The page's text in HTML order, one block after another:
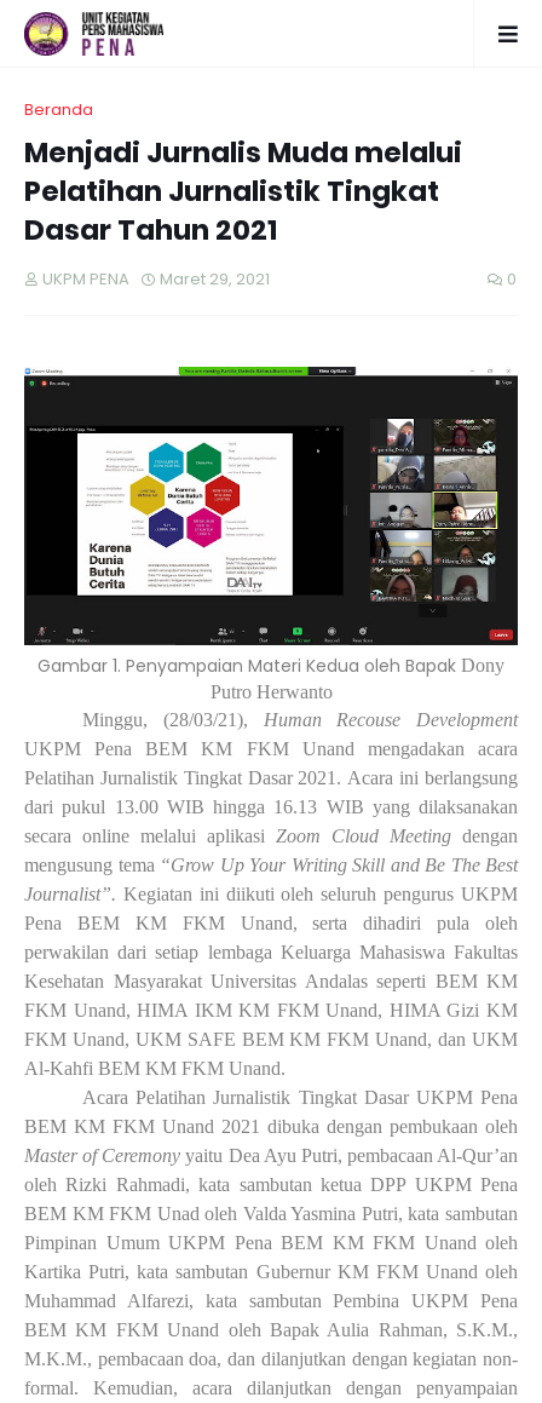
Beranda
Menjadi Jurnalis Muda melalui
Pelatihan Jurnalistik Tingkat
Dasar Tahun 2021
UKPM PENA Maret 29, 2021 0
Gambar 1. Penyampaian Materi Kedua oleh Bapak Dony
Putro Herwanto
Minggu, (28/03/21), Human Recouse Development
UKPM Pena BEM KM FKM Unand mengadakan acara
Pelatihan Jurnalistik Tingkat Dasar2021. Acara ini berlangsung
dari pukul 13.00WIB hingga 16.13 WIB yang dilaksanakan
secara online melalui aplikasi Zoom Cloud Meeting dengan
mengusung tema “Grow Up Your Writing Skill and Be The Best
Journalist”. Kegiatan ini diikuti oleh seluruh pengurus UKPM
Pena BEM KM FKM Unand,sertadihadiripula oleh
perwakilan dari setiap lembaga Keluarga Mahasiswa Fakultas
Kesehatan Masyarakat Universitas Andalas seperti BEM KM
FKM Unand, HIMA IKMKM FKM Unand, HIMA Gizi KM
FKM Unand, UKM SAFE BEM KM FKM Unand, dan UKM
Al-Kahfi BEM KM FKM Unand.
Acara Pelatihan Jurnalistik Tingkat Dasar UKPM Pena
BEM KM FKM Unand 2021 dibuka dengan pembukaan oleh
Master of Ceremonyyaitu Dea Ayu Putri, pembacaan Al-Qur’an
oleh Rizki Rahmadi, kata sambutan ketua DPP UKPM Pena
BEM KM FKM Unad oleh Valda Yasmina Putri, kata sambutan
Pimpinan Umum UKPM Pena BEM KM FKM Unand oleh
Kartika Putri, kata sambutan Gubernur KM FKM Unand oleh
Muhammad Alfarezi, kata sambutan Pembina UKPM Pena
BEM KM FKM Unand oleh Bapak Aulia Rahman, S.K.M.,
M.K.M., pembacaan doa, dan dilanjutkan dengan kegiatan non-
formal. Kemudian, acara dilanjutkan dengan penyampaian